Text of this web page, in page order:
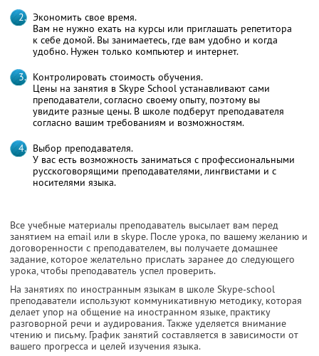
Экономить свое время.
Вам не нужно ехать на курсы или приглашать репетитора
к себе домой. Вы занимаетесь, где вам удобно и когда
удобно. Нужен только компьютер и интернет.
Контролировать стоимость обучения.
Цены на занятия в Skype School устанавливают сами
преподаватели, согласно своему опыту, поэтому вы
увидите разные цены. В школе подберут преподавателя
согласно вашим требованиям и возможностям.
Выбор преподавателя.
У вас есть возможность заниматься с профессиональными
русскоговорящими преподавателями, лингвистами и с
носителями языка.
Все учебные материалы преподаватель высылает вам перед
занятием на email или в skype. После урока, по вашему желанию и
договоренности с преподавателем, вы получаете домашнее
задание, которое желательно прислать заранее до следующего
урока, чтобы преподаватель успел проверить.
На занятиях по иностранным языкам в школе Skype-school
преподаватели используют коммуникативную методику, которая
делает упор на общение на иностранном языке, практику
разговорной речи и аудирования. Также уделяется внимание
чтению и письму. График занятий составляется в зависимости от
вашего прогресса и целей изучения языка.